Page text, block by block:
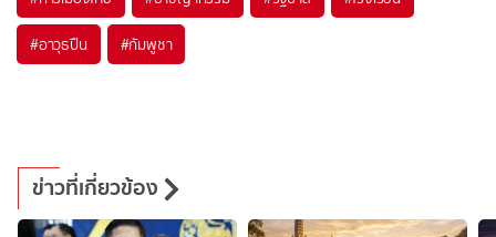
#อาวุธปืน #กัมพูชา
ข่าวที่เกี่ยวข้อง